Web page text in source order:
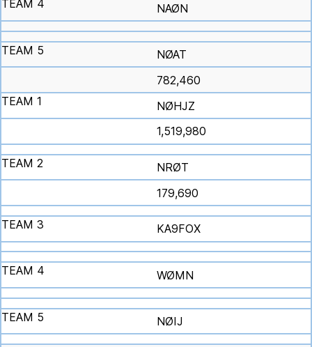
NAØN
NØAT
782,460
NØHJZ
1,519,980
NRØT
179,690
KA9FOX
WØMN
NØIJ